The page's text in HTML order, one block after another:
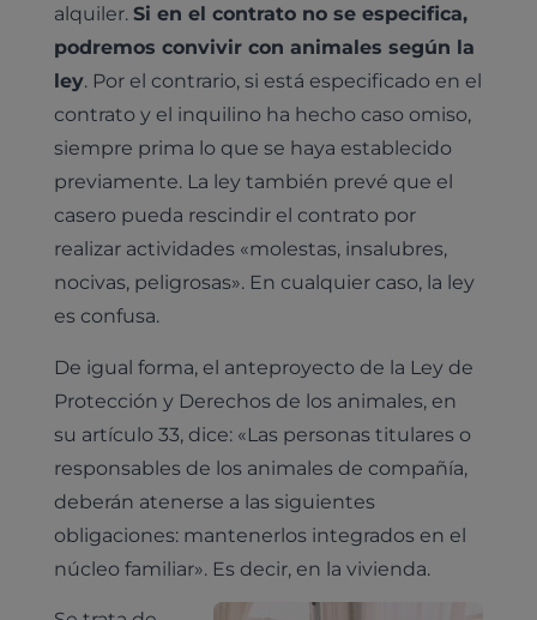
alquiler. Si en el contrato no se especifica,
podremos convivir con animales según la
ley. Por el contrario, si está especificado en el
contrato y el inquilino ha hecho caso omiso,
siempre prima lo que se haya establecido
previamente. La ley también prevé que el
casero pueda rescindir el contrato por
realizar actividades «molestas, insalubres,
nocivas, peligrosas». En cualquier caso, la ley
es confusa.
De igual forma, el anteproyecto de la Ley de
Protección y Derechos de los animales, en
su artículo 33, dice: «Las personas titulares o
responsables de los animales de compañía,
deberán atenerse a las siguientes
obligaciones: mantenerlos integrados en el
núcleo familiar». Es decir, en la vivienda.